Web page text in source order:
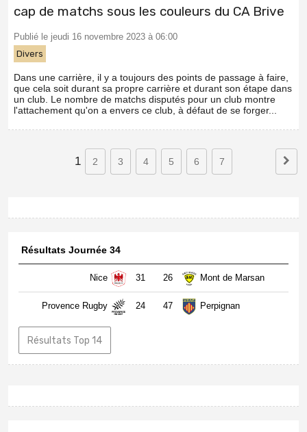
cap de matchs sous les couleurs du CA Brive
Publié le jeudi 16 novembre 2023 à 06:00
Divers
Dans une carrière, il y a toujours des points de passage à faire,
que cela soit durant sa propre carrière et durant son étape dans
un club. Le nombre de matchs disputés pour un club montre
l'attachement qu'on a envers ce club, à défaut de se forger...
1 2 3 4 5 6 7
Résultats Journée 34
Nice 31 26 Mont de Marsan
Provence Rugby 24 47 Perpignan
Résultats Top 14